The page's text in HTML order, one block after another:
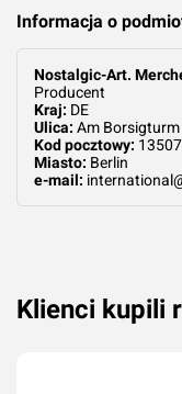
Informacja o
Nostalgic-Art.
Producent
Kraj: DE
Ulica: Am
Kod pocztowy: 13507
Miasto: Berlin
e-mail:
Klienci kupili